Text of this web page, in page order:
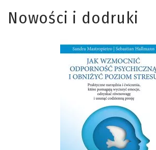
Nowości i dodruki